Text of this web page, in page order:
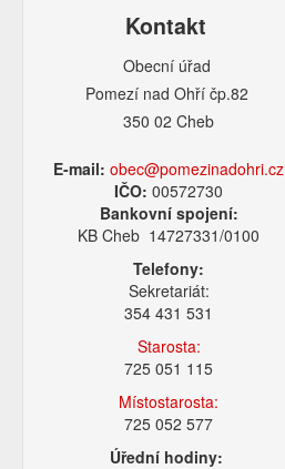
Kontakt
Obecní úřad
Pomezí nad Ohří čp.82
350 02 Cheb
E-mail: obec@pomezinadohri.cz
IČO:00572730
Bankovní spojení:
KB Cheb 14727331/0100
Telefony:
Sekretariát:
354 431 531
Starosta:
725 051 115
Místostarosta:
725 052 577
Úřední hodiny: